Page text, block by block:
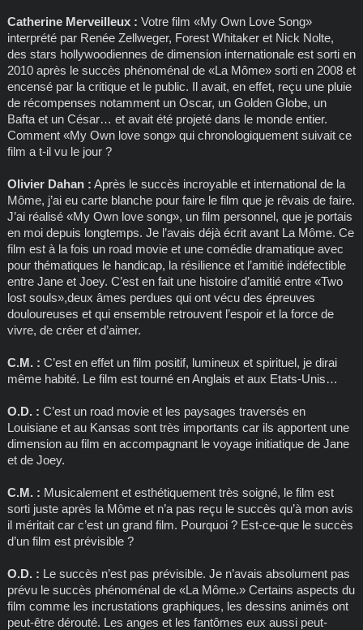
Catherine Merveilleux : Votre film «My Own Love Song»
interprété par Renée Zellweger, Forest Whitaker et Nick Nolte,
des stars hollywoodiennes de dimension internationale est sorti en
2010 après le succès phénoménal de «La Môme» sorti en 2008 et
encensé par la critique et le public. Il avait, en effet, reçu une pluie
de récompenses notamment un Oscar, un Golden Globe, un
Bafta et un César… et avait été projeté dans le monde entier.
Comment «My Own love song» qui chronologiquement suivait ce
film a t-il vu le jour ?
Olivier Dahan : Après le succès incroyable et international de la
Môme, j’ai eu carte blanche pour faire le film que je rêvais de faire.
J’ai réalisé «My Own love song», un film personnel, que je portais
en moi depuis longtemps. Je l’avais déjà écrit avant La Môme. Ce
film est à la fois un road movie et une comédie dramatique avec
pour thématiques le handicap, la résilience et l’amitié indéfectible
entre Jane et Joey. C’est en fait une histoire d’amitié entre «Two
lost souls»,deux âmes perdues qui ont vécu des épreuves
douloureuses et qui ensemble retrouvent l’espoir et la force de
vivre, de créer et d’aimer.
C.M. : C’est en effet un film positif, lumineux et spirituel, je dirai
même habité. Le film est tourné en Anglais et aux Etats-Unis…
O.D. : C’est un road movie et les paysages traversés en
Louisiane et au Kansas sont très importants car ils apportent une
dimension au film en accompagnant le voyage initiatique de Jane
et de Joey.
C.M. : Musicalement et esthétiquement très soigné, le film est
sorti juste après la Môme et n’a pas reçu le succès qu’à mon avis
il méritait car c’est un grand film. Pourquoi ? Est-ce-que le succès
d’un film est prévisible ?
O.D. : Le succès n’est pas prévisible. Je n’avais absolument pas
prévu le succès phénoménal de «La Môme.» Certains aspects du
film comme les incrustations graphiques, les dessins animés ont
peut-être dérouté. Les anges et les fantômes eux aussi peut-